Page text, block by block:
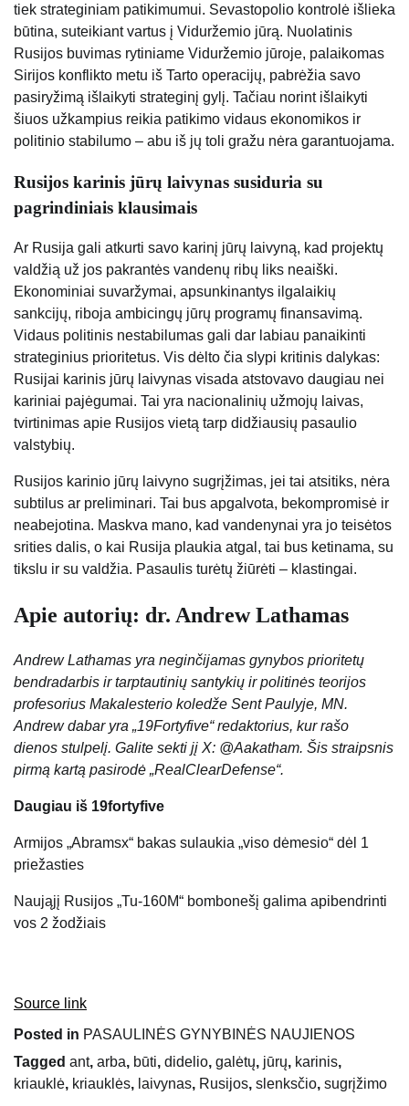
tiek strateginiam patikimumui. Sevastopolio kontrolė išlieka
būtina, suteikiant vartus į Viduržemio jūrą. Nuolatinis
Rusijos buvimas rytiniame Viduržemio jūroje, palaikomas
Sirijos konflikto metu iš Tarto operacijų, pabrėžia savo
pasiryžimą išlaikyti strateginį gylį. Tačiau norint išlaikyti
šiuos užkampius reikia patikimo vidaus ekonomikos ir
politinio stabilumo – abu iš jų toli gražu nėra garantuojama.
Rusijos karinis jūrų laivynas susiduria su
pagrindiniais klausimais
Ar Rusija gali atkurti savo karinį jūrų laivyną, kad projektų
valdžią už jos pakrantės vandenų ribų liks neaiški.
Ekonominiai suvaržymai, apsunkinantys ilgalaikių
sankcijų, riboja ambicingų jūrų programų finansavimą.
Vidaus politinis nestabilumas gali dar labiau panaikinti
strateginius prioritetus. Vis dėlto čia slypi kritinis dalykas:
Rusijai karinis jūrų laivynas visada atstovavo daugiau nei
kariniai pajėgumai. Tai yra nacionalinių užmojų laivas,
tvirtinimas apie Rusijos vietą tarp didžiausių pasaulio
valstybių.
Rusijos karinio jūrų laivyno sugrįžimas, jei tai atsitiks, nėra
subtilus ar preliminari. Tai bus apgalvota, bekompromisė ir
neabejotina. Maskva mano, kad vandenynai yra jo teisėtos
srities dalis, o kai Rusija plaukia atgal, tai bus ketinama, su
tikslu ir su valdžia. Pasaulis turėtų žiūrėti – klastingai.
Apie autorių: dr. Andrew Lathamas
Andrew Lathamas yra neginčijamas gynybos prioritetų
bendradarbis ir tarptautinių santykių ir politinės teorijos
profesorius Makalesterio koledže Sent Paulyje, MN.
Andrew dabar yra „19Fortyfive“ redaktorius, kur rašo
dienos stulpelį. Galite sekti jį X: @Aakatham. Šis straipsnis
pirmą kartą pasirodė „RealClearDefense“.
Daugiau iš 19fortyfive
Armijos „Abramsx“ bakas sulaukia „viso dėmesio“ dėl 1
priežasties
Naująjį Rusijos „Tu-160M“ bombonešį galima apibendrinti
vos 2 žodžiais
Source link
Posted in PASAULINĖS GYNYBINĖS NAUJIENOS
Tagged ant, arba, būti, didelio, galėtų, jūrų, karinis,
kriauklė, kriauklės, laivynas, Rusijos, slenksčio, sugrįžimo